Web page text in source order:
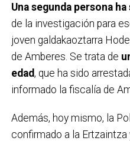
Una segunda persona
de la investigación para
joven galdakaoztarra
de Amberes. Se trata de
edad, que ha sido
informado la fiscalía de
Además, hoy mismo, la
confirmado a la